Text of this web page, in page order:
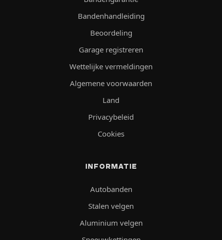
Bandenhandleiding
Beoordeling
Garage registreren
Wettelijke vermeldingen
Algemene voorwaarden
Land
Privacybeleid
Cookies
INFORMATIE
Autobanden
Stalen velgen
Aluminium velgen